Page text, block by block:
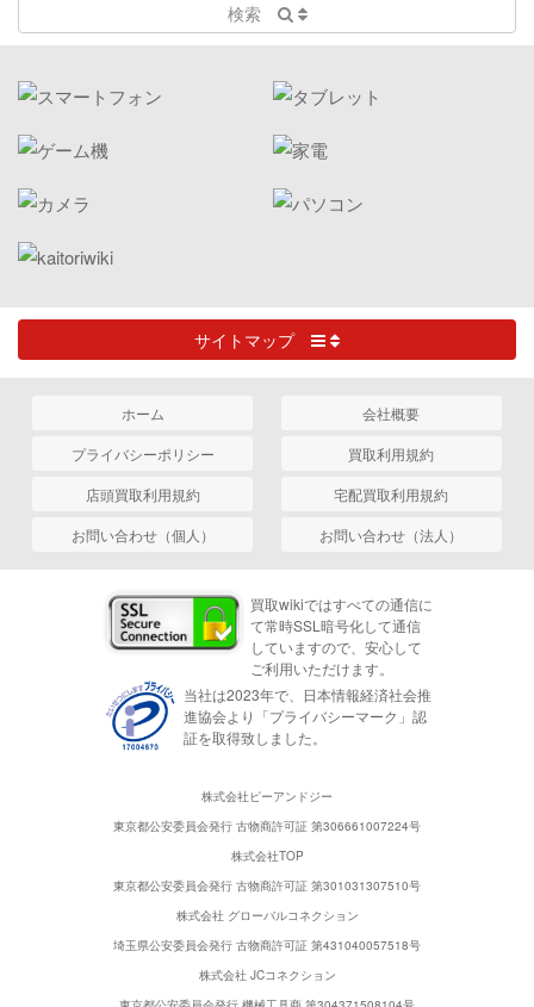
検索
サイトマップ
ホーム
会社概要
プライバシーポリシー
買取利用規約
店頭買取利用規約
宅配買取利用規約
お問い合わせ（個人）
お問い合わせ（法人）
買取wikiではすべての通信に
て常時SSL暗号化して通信
していますので、安心して
ご利用いただけます。
当社は2023年で、日本情報経済社会推
進協会より「プライバシーマーク」認
証を取得致しました。
株式会社ピーアンドジー
東京都公安委員会発行 古物商許可証 第306661007224号
株式会社TOP
東京都公安委員会発行 古物商許可証 第301031307510号
株式会社 グローバルコネクション
埼玉県公安委員会発行 古物商許可証 第431040057518号
株式会社 JCコネクション